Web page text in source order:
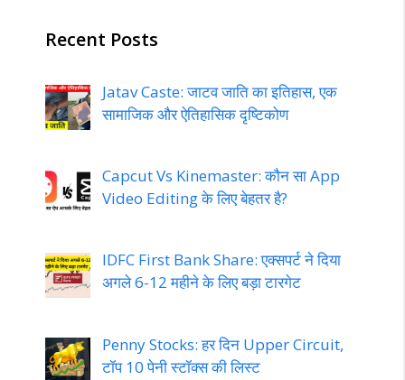
Recent Posts
Jatav Caste: जाटव जाति का इतिहास, एक
सामाजिक और ऐतिहासिक दृष्टिकोण
Capcut Vs Kinemaster: कौन सा App
Video Editing के लिए बेहतर है?
IDFC First Bank Share: एक्सपर्ट ने दिया
अगले 6-12 महीने के लिए बड़ा टारगेट
Penny Stocks: हर दिन Upper Circuit,
टॉप 10 पेनी स्टॉक्स की लिस्ट